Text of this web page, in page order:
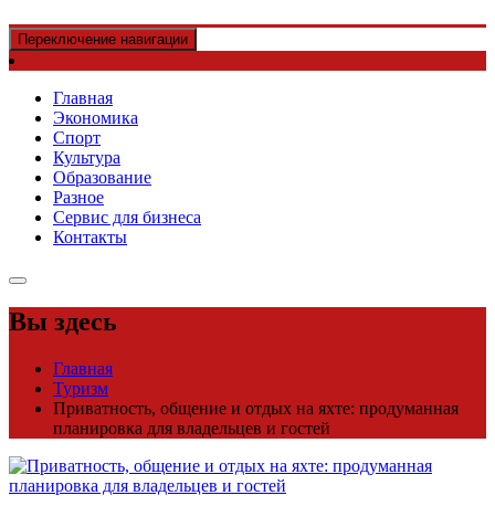
Переключение навигации
Главная
Экономика
Спорт
Культура
Образование
Разное
Сервис для бизнеса
Контакты
Вы здесь
Главная
Туризм
Приватность, общение и отдых на яхте: продуманная
планировка для владельцев и гостей